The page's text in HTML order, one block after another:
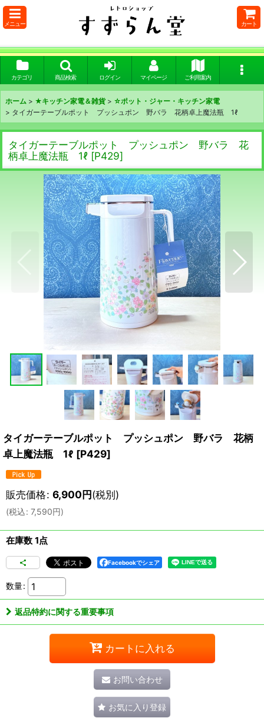
メニュー カート
カテゴリ 商品検索 ログイン マイページ ご利用案内
ホーム > ★キッチン家電＆雑貨 > ☆ポット・ジャー・キッチン家電
> タイガーテーブルポット プッシュポン 野バラ 花柄卓上魔法瓶 1ℓ
タイガーテーブルポット プッシュポン 野バラ 花
柄卓上魔法瓶 1ℓ [P429]
タイガーテーブルポット プッシュポン 野バラ 花柄
卓上魔法瓶 1ℓ [P429]
販売価格: 6,900円(税別)
(税込: 7,590円)
在庫数 1点
Facebookでシェア
数量:
返品特約に関する重要事項
カートに入れる
お問い合わせ
お気に入り登録